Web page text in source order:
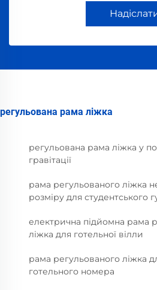
регульована рама ліжка
регульована рама ліжка у
гравітації
рама регульованого ліжка
розміру для студентського
електрична підйомна рама
ліжка для готельної вілли
рама регульованого ліжка
готельного номера